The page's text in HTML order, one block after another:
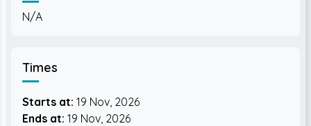
N/A
Times
Starts at: 19 Nov, 2026
Ends at: 19 Nov, 2026